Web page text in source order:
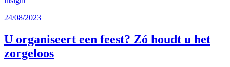
24/08/2023
U organiseert een feest? Zó houdt u het
zorgeloos